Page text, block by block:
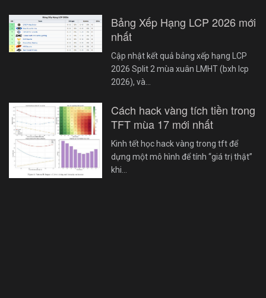
Bảng Xếp Hạng LCP 2026 mới
nhất
Cập nhật kết quả bảng xếp hạng LCP
2026 Split 2 mùa xuân LMHT (bxh lcp
2026), và…
Cách hack vàng tích tiền trong
TFT mùa 17 mới nhất
Kinh tết học hack vàng trong tft để
dựng một mô hình để tính “giá trị thật”
khi…